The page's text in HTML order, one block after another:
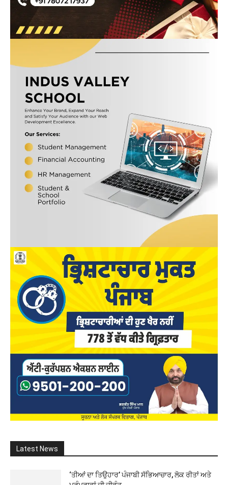
Latest News
‘ਤੀਆਂ ਦਾ ਤਿਉਹਾਰ’ ਪੰਜਾਬੀ ਸੱਭਿਆਚਾਰ, ਲੋਕ ਰੀਤਾਂ ਅਤੇ